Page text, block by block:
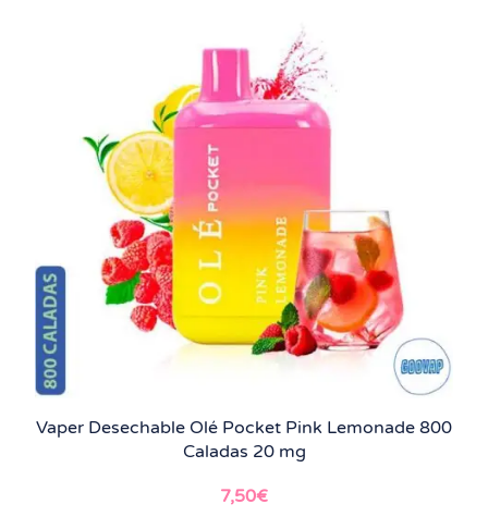
Vaper Desechable Olé Pocket Pink Lemonade 800
Caladas 20 mg
7,50€